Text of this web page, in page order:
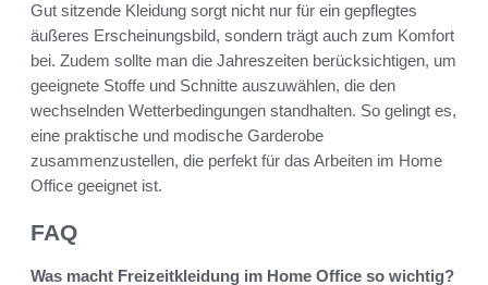
Gut sitzende Kleidung sorgt nicht nur für ein gepflegtes
äußeres Erscheinungsbild, sondern trägt auch zum Komfort
bei. Zudem sollte man die Jahreszeiten berücksichtigen, um
geeignete Stoffe und Schnitte auszuwählen, die den
wechselnden Wetterbedingungen standhalten. So gelingt es,
eine praktische und modische Garderobe
zusammenzustellen, die perfekt für das Arbeiten im Home
Office geeignet ist.
FAQ
Was macht Freizeitkleidung im Home Office so wichtig?